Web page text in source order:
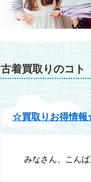
古着買取りのコト
☆買取りお得情報
みなさん、こんば